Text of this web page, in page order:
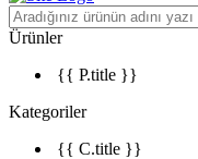
Ürünler
{{ P.title }}
Kategoriler
{{ C.title }}